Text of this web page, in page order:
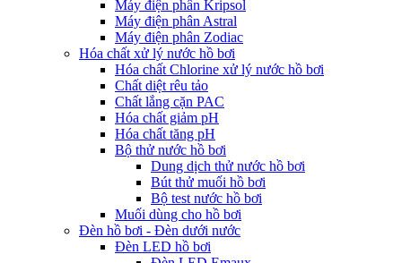
Máy điện phân Kripsol
Máy điện phân Astral
Máy điện phân Zodiac
Hóa chất xử lý nước hồ bơi
Hóa chất Chlorine xử lý nước hồ bơi
Chất diệt rêu tảo
Chất lắng cặn PAC
Hóa chất giảm pH
Hóa chất tăng pH
Bộ thử nước hồ bơi
Dung dịch thử nước hồ bơi
Bút thử muối hồ bơi
Bộ test nước hồ bơi
Muối dùng cho hồ bơi
Đèn hồ bơi - Đèn dưới nước
Đèn LED hồ bơi